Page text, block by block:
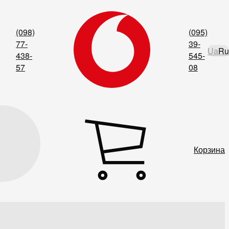
(098)
77-
438-
57
(095)
39-
545-
08
UaRu
Корзина